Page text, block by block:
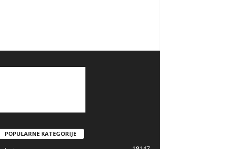
POPULARNE KATEGORIJE